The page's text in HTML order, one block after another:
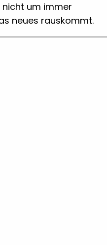
nicht um immer
neues rauskommt.